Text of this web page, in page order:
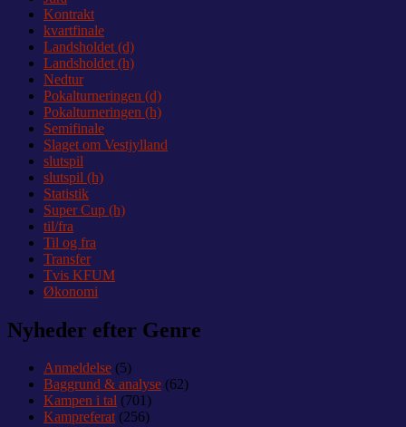
Kontrakt
kvartfinale
Landsholdet (d)
Landsholdet (h)
Nedtur
Pokalturneringen (d)
Pokalturneringen (h)
Semifinale
Slaget om Vestjylland
slutspil
slutspil (h)
Statistik
Super Cup (h)
til/fra
Til og fra
Transfer
Tvis KFUM
Økonomi
Nyheder efter Genre
Anmeldelse (5)
Baggrund & analyse (62)
Kampen i tal (701)
Kampreferat(256)